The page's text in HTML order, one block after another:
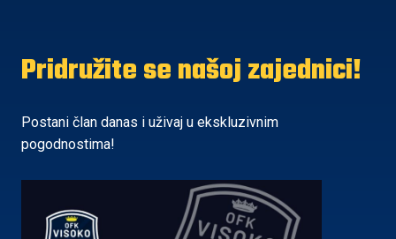
Pridružite se našoj zajednici!
Postani član danas i uživaj u ekskluzivnim
pogodnostima!